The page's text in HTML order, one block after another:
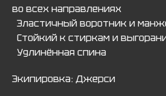
во всех направлениях
Эластичный воротник и
Стойкий к стиркам и
Удлинённая спина
Экипировка: Джерси